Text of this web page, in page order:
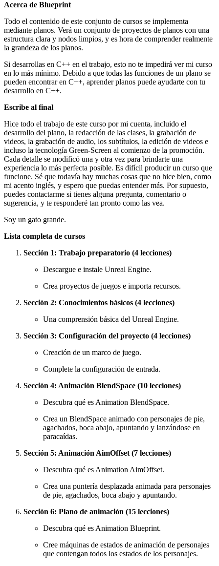
Acerca de Blueprint
Todo el contenido de este conjunto de cursos se implementa
mediante planos. Verá un conjunto de proyectos de planos con una
estructura clara y nodos limpios, y es hora de comprender realmente
la grandeza de los planos.
Si desarrollas en C++ en el trabajo, esto no te impedirá ver mi curso
en lo más mínimo. Debido a que todas las funciones de un plano se
pueden encontrar en C++, aprender planos puede ayudarte con tu
desarrollo en C++.
Escribe al final
Hice todo el trabajo de este curso por mi cuenta, incluido el
desarrollo del plano, la redacción de las clases, la grabación de
videos, la grabación de audio, los subtítulos, la edición de videos e
incluso la tecnología Green-Screen al comienzo de la promoción.
Cada detalle se modificó una y otra vez para brindarte una
experiencia lo más perfecta posible. Es difícil producir un curso que
funcione. Sé que todavía hay muchas cosas que no hice bien, como
mi acento inglés, y espero que puedas entender más. Por supuesto,
puedes contactarme si tienes alguna pregunta, comentario o
sugerencia, y te responderé tan pronto como las vea.
Soy un gato grande.
Lista completa de cursos
Sección 1: Trabajo preparatorio (4 lecciones)
Descargue e instale Unreal Engine.
Crea proyectos de juegos e importa recursos.
Sección 2: Conocimientos básicos (4 lecciones)
Una comprensión básica del Unreal Engine.
Sección 3: Configuración del proyecto (4 lecciones)
Creación de un marco de juego.
Complete la configuración de entrada.
Sección 4: Animación BlendSpace (10 lecciones)
Descubra qué es Animation BlendSpace.
Crea un BlendSpace animado con personajes de pie,
agachados, boca abajo, apuntando y lanzándose en
paracaídas.
Sección 5: Animación AimOffset (7 lecciones)
Descubra qué es Animation AimOffset.
Crea una puntería desplazada animada para personajes
de pie, agachados, boca abajo y apuntando.
Sección 6: Plano de animación (15 lecciones)
Descubra qué es Animation Blueprint.
Cree máquinas de estados de animación de personajes
que contengan todos los estados de los personajes.